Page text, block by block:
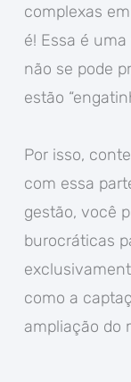
complexas
é! Essa é
não se pode
estão
Por isso,
com essa
gestão, você
burocráticas
como a
ampliação do